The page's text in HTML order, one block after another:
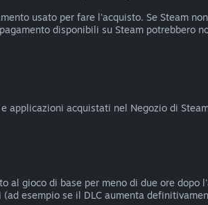
usato per fare l'acquisto. Se Steam
disponibili su Steam potrebbero
applicazioni acquistati nel Negozio di
gioco di base per meno di due ore dopo
esempio se il DLC aumenta